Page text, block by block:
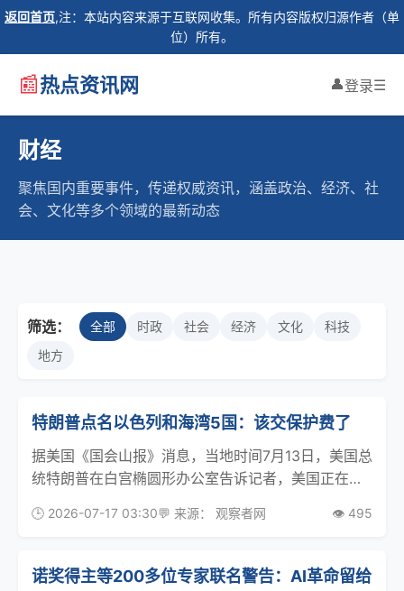
返回首页,注：本站内容来源于互联网收集。所有内容版权归源作者（单
位）所有。
📰热点资讯网 👤登录☰
财经
聚焦国内重要事件，传递权威资讯，涵盖政治、经济、社
会、文化等多个领域的最新动态
筛选： 全部 时政 社会 经济 文化
科技
地方
特朗普点名以色列和海湾5国：该交保护费了
据美国《国会山报》消息，当地时间7月13日，美国总
统特朗普在白宫椭圆形办公室告诉记者，美国正在保
用补偿。 “是的，我希望得到补偿，因为我们正在保
我
🕒 2026-07-17 03:30💬 来源： 观察者网 👁️ 495
诺奖得主等200多位专家联名警告：AI革命留给